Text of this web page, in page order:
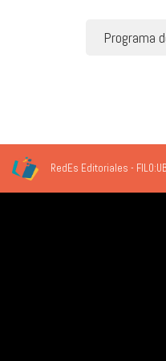
Programa
RedEs Editoriales -